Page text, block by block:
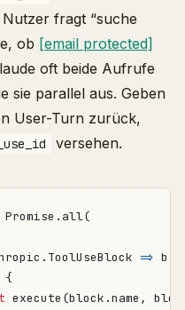
fragt “suche
ob [email protected]
oft beide Aufrufe
sie parallel aus. Geben
User-Turn zurück,
versehen.
Promise . all(
. ToolUseBlock => b
{
execute (block .name ,